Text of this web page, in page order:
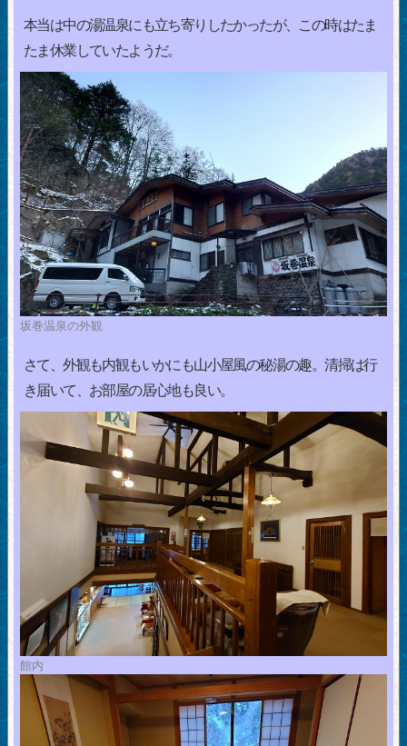
本当は中の湯温泉にも立ち寄りしたかったが、この時はたま
たま休業していたようだ。
坂巻温泉の外観
さて、外観も内観もいかにも山小屋風の秘湯の趣。清掃は行
き届いて、お部屋の居心地も良い。
館内